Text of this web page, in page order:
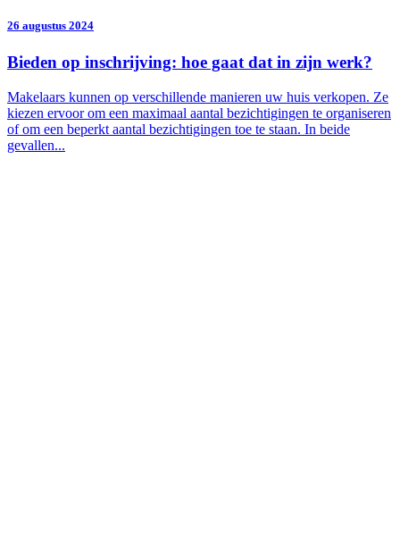
26 augustus 2024
Bieden op inschrijving: hoe gaat dat in zijn werk?
Makelaars kunnen op verschillende manieren uw huis verkopen. Ze
kiezen ervoor om een maximaal aantal bezichtigingen te organiseren
of om een beperkt aantal bezichtigingen toe te staan. In beide
gevallen...